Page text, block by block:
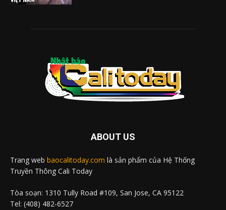
ABOUT US
Trang web baocalitoday.com là sản phẩm của Hệ Thống
Truyền Thông Cali Today
Tòa soạn: 1310 Tully Road #109, San Jose, CA 95122
Tel: (408) 482-6527